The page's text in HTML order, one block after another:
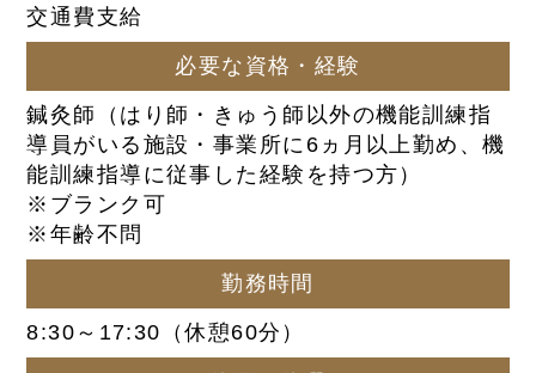
交通費支給
必要な資格・経験
鍼灸師（はり師・きゅう師以外の機能訓練指
導員がいる施設・事業所に6ヵ月以上勤め、機
能訓練指導に従事した経験を持つ方）
※ブランク可
※年齢不問
勤務時間
8:30～17:30（休憩60分）